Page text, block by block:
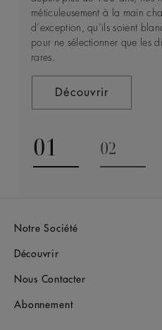
méticuleusement à la main
d’exception, qu’ils soient
pour ne sélectionner que les
rares.
Découvrir
sont transformés en pièces de
Découvrir
nous assurer que chaque
ait un impact positif sur les
régions d’extraction et sur ces
consultation privée.
CONTACTEZ
01
Go to slide 1
02
Notre Société
Découvrir
Nous Contacter
Abonnement